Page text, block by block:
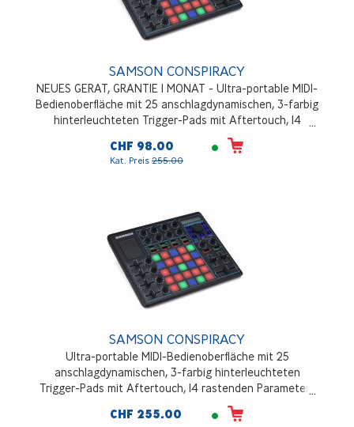
SAMSON CONSPIRACY
NEUES GERAT, GRANTIE 1 MONAT - Ultra-portable MIDI-
Bedienoberfläche mit 25 anschlagdynamischen, 3-farbig
hinterleuchteten Trigger-Pads mit Aftertouch, 14
rastenden Parameter-Drehreglern, sechs Präzisions-
Line-Fadern + einem DJ-Crossfader, dedizierten
Transport-Bedienelementen, Stromversorgung über
CHF 98.00
Kat. Preis 255.00
SAMSON CONSPIRACY
Ultra-portable MIDI-Bedienoberfläche mit 25
anschlagdynamischen, 3-farbig hinterleuchteten
Trigger-Pads mit Aftertouch, 14 rastenden Parameter-
Drehreglern, sechs Präzisions-Line-Fadern + einem DJ-
Crossfader, dedizierten Transport-Bedienelementen,
CHF 255.00